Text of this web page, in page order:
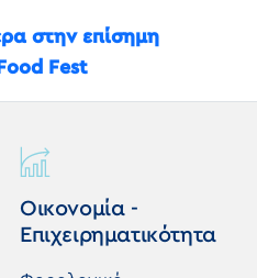
στην επίσημη
Fest
Οικονομία -
Επιχειρηματικότητα